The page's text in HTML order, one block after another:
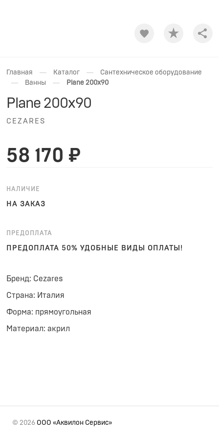
Главная — Каталог — Сантехническое оборудование
— Ванны — Plane 200x90
Plane 200x90
CEZARES
58 170 ₽
НАЛИЧИЕ
НА ЗАКАЗ
ПРЕДОПЛАТА
ПРЕДОПЛАТА 50% УДОБНЫЕ ВИДЫ ОПЛАТЫ!
Бренд: Cezares
Страна: Италия
Форма: прямоугольная
Материал: акрил
© 2026 ООО «Аквилон Сервис»